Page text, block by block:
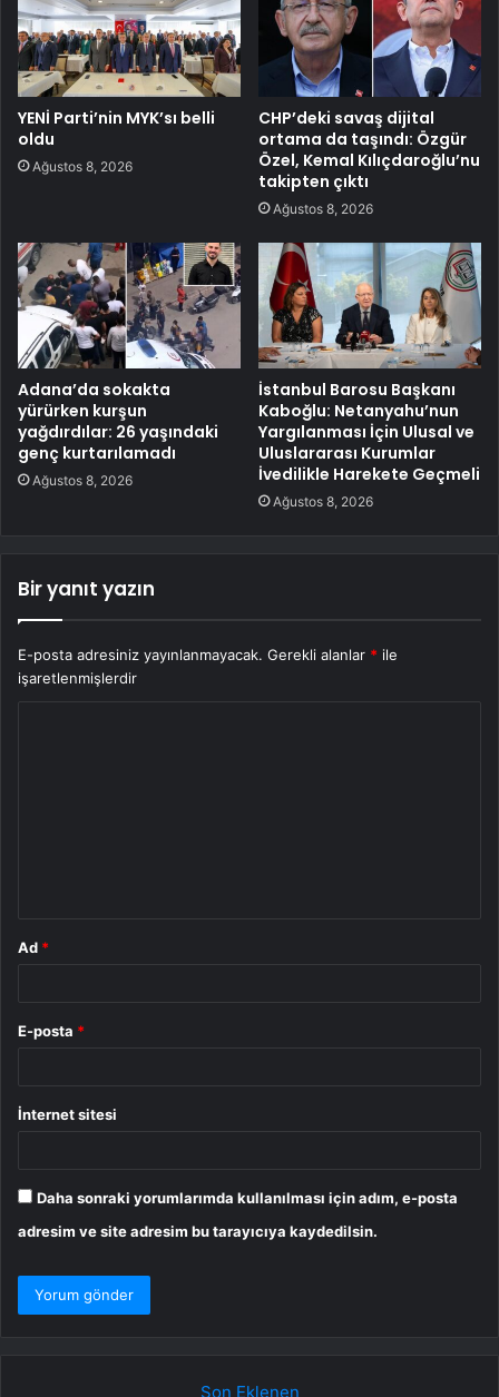
YENİ Parti’nin MYK’sı belli
oldu
Ağustos 8, 2026
CHP’deki savaş dijital
ortama da taşındı: Özgür
Özel, Kemal Kılıçdaroğlu’nu
takipten çıktı
Ağustos 8, 2026
Adana’da sokakta
yürürken kurşun
yağdırdılar: 26 yaşındaki
genç kurtarılamadı
Ağustos 8, 2026
İstanbul Barosu Başkanı
Kaboğlu: Netanyahu’nun
Yargılanması İçin Ulusal ve
Uluslararası Kurumlar
İvedilikle Harekete Geçmeli
Ağustos 8, 2026
Bir yanıt yazın
E-posta adresiniz yayınlanmayacak. Gerekli alanlar * ile
işaretlenmişlerdir
Ad *
E-posta *
İnternet sitesi
Daha sonraki yorumlarımda kullanılması için adım, e-posta
adresim ve site adresim bu tarayıcıya kaydedilsin.
Son Eklenen